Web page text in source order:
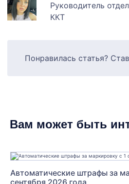
Руководитель
ККТ
Понравилась статья?
Вам может быть
Автоматические штрафы за
сентября 2026 года